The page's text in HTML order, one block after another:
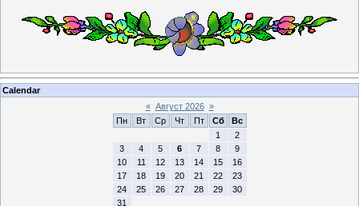
Calendar
« Август 2026 »
Пн
Вт Ср Чт Пт Сб
Вс
1
2
3
4 5 6 7 8
9
10
11 12 13 14 15
16
17
18 19 20 21 22
23
24
25 26 27 28 29
30
31